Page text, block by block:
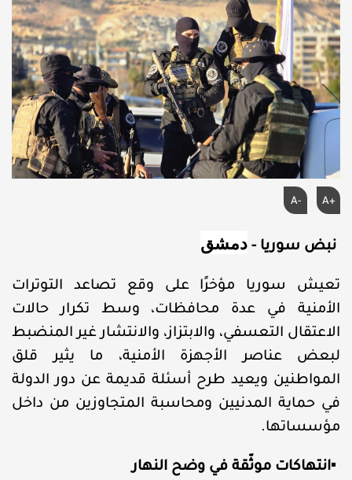
A+
A-
نبض سوريا - دمشق
تعيش سوريا مؤخرًا على وقع تصاعد التوترات
الأمنية في عدة محافظات، وسط تكرار حالات
الاعتقال التعسفي، والابتزاز، والانتشار غير المنضبط
لبعض عناصر الأجهزة الأمنية، ما يثير قلق
المواطنين ويعيد طرح أسئلة قديمة عن دور الدولة
في حماية المدنيين ومحاسبة المتجاوزين من داخل
مؤسساتها.
▪️انتهاكات موثّقة في وضح النهار